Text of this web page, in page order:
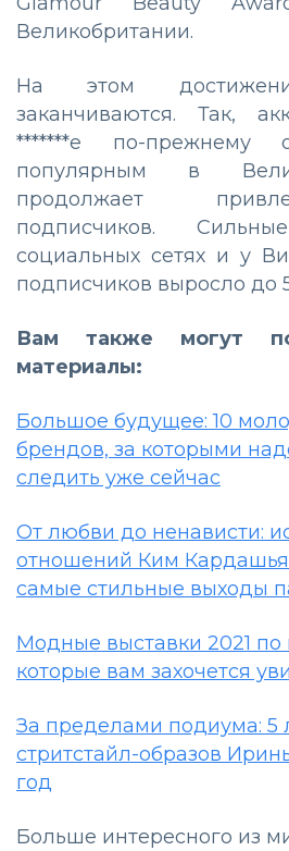
Великобритании.
На этом
заканчиваются. Так,
*******е по-прежнему
популярным в
продолжает
подписчиков.
социальных сетях и у
подписчиков выросло до
Вам также могут
материалы:
Большое будущее: 10
брендов, за которыми
следить уже сейчас
От любви до ненависти:
отношений Ким
самые стильные выходы
Модные выставки 2021 по
которые вам захочется
За пределами подиума: 5
стритстайл-образов
год
Больше интересного из